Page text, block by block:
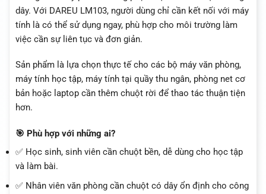
dây. Với DAREU LM103, người dùng chỉ cần kết nối với máy
tính là có thể sử dụng ngay, phù hợp cho môi trường làm
việc cần sự liên tục và đơn giản.
Sản phẩm là lựa chọn thực tế cho các bộ máy văn phòng,
máy tính học tập, máy tính tại quầy thu ngân, phòng net cơ
bản hoặc laptop cần thêm chuột rời để thao tác thuận tiện
hơn.
🎯 Phù hợp với những ai?
✅ Học sinh, sinh viên cần chuột bền, dễ dùng cho học tập
và làm bài.
✅ Nhân viên văn phòng cần chuột có dây ổn định cho công